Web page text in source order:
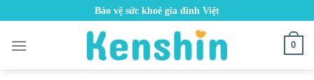
content
Bảo vệ sức khoẻ gia đình Việt
0